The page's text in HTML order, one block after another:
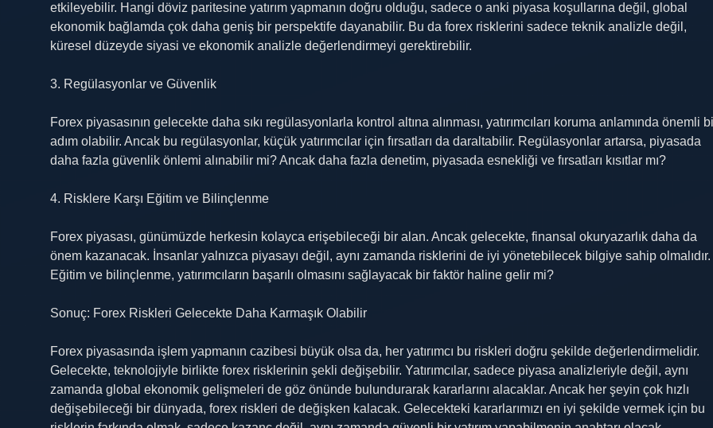
etkileyebilir. Hangi döviz paritesine yatırım yapmanın doğru olduğu, sadece o anki piyasa koşullarına değil, global
ekonomik bağlamda çok daha geniş bir perspektife dayanabilir. Bu da forex risklerini sadece teknik analizle değil,
küresel düzeyde siyasi ve ekonomik analizle değerlendirmeyi gerektirebilir.
3. Regülasyonlar ve Güvenlik
Forex piyasasının gelecekte daha sıkı regülasyonlarla kontrol altına alınması, yatırımcıları koruma anlamında önemli
adım olabilir. Ancak bu regülasyonlar, küçük yatırımcılar için fırsatları da daraltabilir. Regülasyonlar artarsa, piyasada
daha fazla güvenlik önlemi alınabilir mi? Ancak daha fazla denetim, piyasada esnekliği ve fırsatları kısıtlar mı?
4. Risklere Karşı Eğitim ve Bilinçlenme
Forex piyasası, günümüzde herkesin kolayca erişebileceği bir alan. Ancak gelecekte, finansal okuryazarlık daha da
önem kazanacak. İnsanlar yalnızca piyasayı değil, aynı zamanda risklerini de iyi yönetebilecek bilgiye sahip olmalıdır.
Eğitim ve bilinçlenme, yatırımcıların başarılı olmasını sağlayacak bir faktör haline gelir mi?
Sonuç: Forex Riskleri Gelecekte Daha Karmaşık Olabilir
Forex piyasasında işlem yapmanın cazibesi büyük olsa da, her yatırımcı bu riskleri doğru şekilde değerlendirmelidir.
Gelecekte, teknolojiyle birlikte forex risklerinin şekli değişebilir. Yatırımcılar, sadece piyasa analizleriyle değil, aynı
zamanda global ekonomik gelişmeleri de göz önünde bulundurarak kararlarını alacaklar. Ancak her şeyin çok hızlı
değişebileceği bir dünyada, forex riskleri de değişken kalacak. Gelecekteki kararlarımızı en iyi şekilde vermek için bu